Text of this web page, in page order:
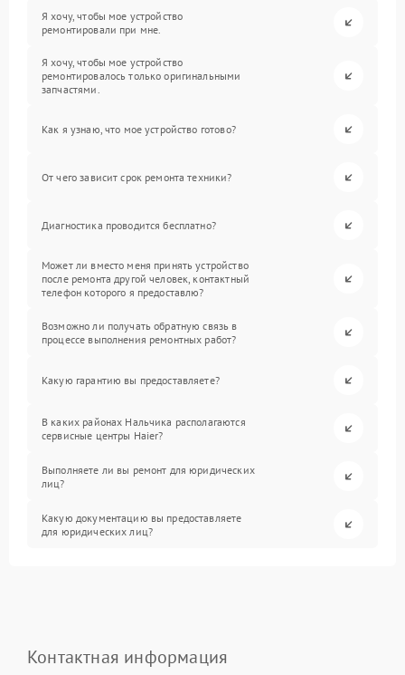
Я хочу, чтобы мое устройство
ремонтировали при мне.
Я хочу, чтобы мое устройство
ремонтировалось только оригинальными
запчастями.
Как я узнаю, что мое устройство готово?
От чего зависит срок ремонта техники?
Диагностика проводится бесплатно?
Может ли вместо меня принять устройство
после ремонта другой человек, контактный
телефон которого я предоставлю?
Возможно ли получать обратную связь в
процессе выполнения ремонтных работ?
Какую гарантию вы предоставляете?
В каких районах Нальчика располагаются
сервисные центры Haier?
Выполняете ли вы ремонт для юридических
лиц?
Какую документацию вы предоставляете
для юридических лиц?
Контактная информация